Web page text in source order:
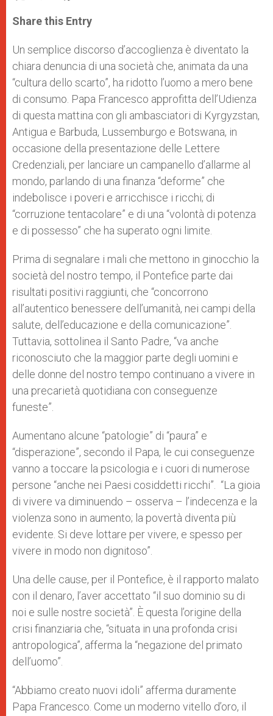
t
s
p
p
s
e
g
e
r
e
b
o
k
r
Share this Entry
Un semplice discorso d’accoglienza è diventato la
chiara denuncia di una società che, animata da una
“cultura dello scarto”, ha ridotto l’uomo a mero bene
di consumo. Papa Francesco approfitta dell’Udienza
di questa mattina con gli ambasciatori di Kyrgyzstan,
Antigua e Barbuda, Lussemburgo e Botswana, in
occasione della presentazione delle Lettere
Credenziali, per lanciare un campanello d’allarme al
mondo, parlando di una finanza “deforme” che
indebolisce i poveri e arricchisce i ricchi; di
“corruzione tentacolare” e di una “volontà di potenza
e di possesso” che ha superato ogni limite.
Prima di segnalare i mali che mettono in ginocchio la
società del nostro tempo, il Pontefice parte dai
risultati positivi raggiunti, che “concorrono
all’autentico benessere dell’umanità, nei campi della
salute, dell’educazione e della comunicazione”.
Tuttavia, sottolinea il Santo Padre, “va anche
riconosciuto che la maggior parte degli uomini e
delle donne del nostro tempo continuano a vivere in
una precarietà quotidiana con conseguenze
funeste”.
Aumentano alcune “patologie” di “paura” e
“disperazione”, secondo il Papa, le cui conseguenze
vanno a toccare la psicologia e i cuori di numerose
persone “anche nei Paesi cosiddetti ricchi”. “La gioia
di vivere va diminuendo – osserva – l’indecenza e la
violenza sono in aumento; la povertà diventa più
evidente. Si deve lottare per vivere, e spesso per
vivere in modo non dignitoso”.
Una delle cause, per il Pontefice, è il rapporto malato
con il denaro, l’aver accettato “il suo dominio su di
noi e sulle nostre società”. È questa l’origine della
crisi finanziaria che, “situata in una profonda crisi
antropologica”, afferma la “negazione del primato
dell’uomo”.
“Abbiamo creato nuovi idoli” afferma duramente
Papa Francesco. Come un moderno vitello d’oro, il